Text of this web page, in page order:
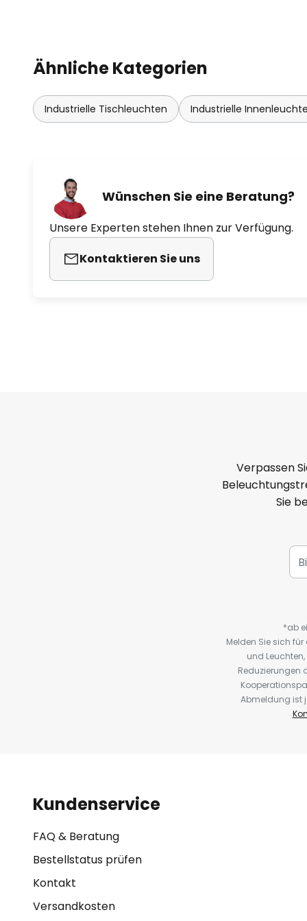
Ähnliche Kategorien
Industrielle Tischleuchten Industrielle
Wünschen Sie eine Beratung?
Unsere Experten stehen Ihnen zur Verfügung.
Kontaktieren Sie uns
Verpassen
Sie
*ab
Melden Sie sich
und
Reduzierungen
Abmeldung ist
Kundenservice
FAQ & Beratung
Bestellstatus prüfen
Kontakt
Versandkosten